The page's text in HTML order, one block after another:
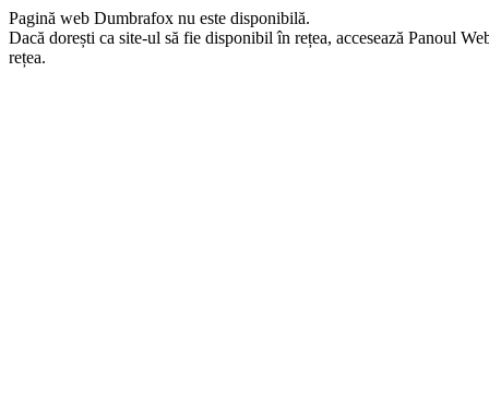
Pagină web Dumbrafox nu este disponibilă.
Dacă dorești ca site-ul să fie disponibil în rețea, accesează Panoul
rețea.